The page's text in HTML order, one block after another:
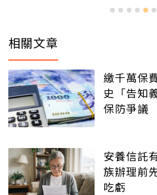
相關文章
繳千萬保
史「告知
保防爭議
安養信託
族辦理前
吃虧